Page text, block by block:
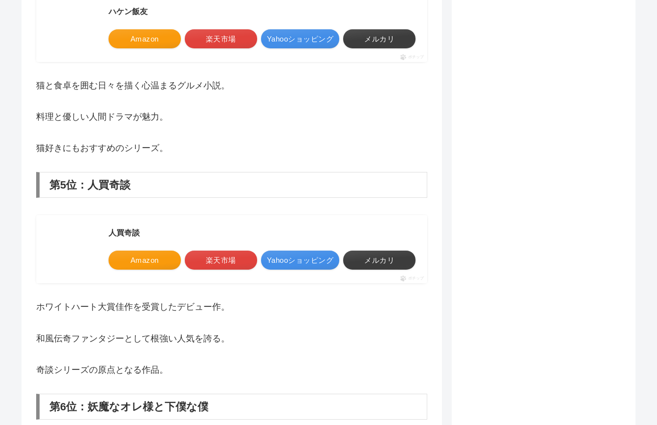
ハケン飯友
Amazon 楽天市場 Yahooショッピング メルカリ
ポチップ
猫と食卓を囲む日々を描く心温まるグルメ小説。
料理と優しい人間ドラマが魅力。
猫好きにもおすすめのシリーズ。
第5位：人買奇談
人買奇談
Amazon 楽天市場 Yahooショッピング メルカリ
ポチップ
ホワイトハート大賞佳作を受賞したデビュー作。
和風伝奇ファンタジーとして根強い人気を誇る。
奇談シリーズの原点となる作品。
第6位：妖魔なオレ様と下僕な僕